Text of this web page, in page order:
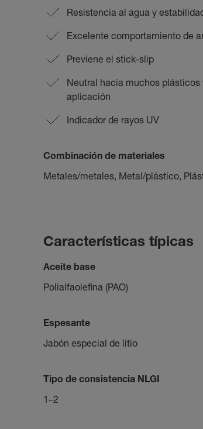
Resistencia al agua y
Excelente comportamiento de
Previene el stick-slip
Neutral hacia muchos
aplicación
Indicador de rayos UV
Combinación de materiales
Metales/metales, Metal/plástico,
Características típicas
Aceite base
Polialfaolefina (PAO)
Espesante
Jabón especial de litio
Tipo de consistencia NLGI
1–2